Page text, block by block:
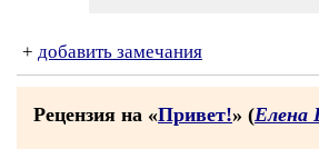
+ добавить замечания
Рецензия на «Привет!» (Елена